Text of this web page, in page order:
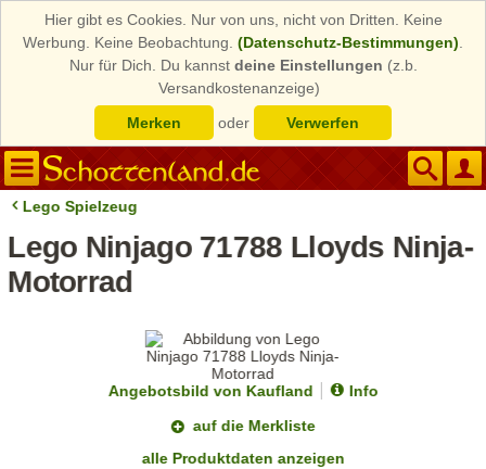
Hier gibt es Cookies. Nur von uns, nicht von Dritten. Keine
Werbung. Keine Beobachtung. (Datenschutz-Bestimmungen)
Nur für Dich. Du kannst deine Einstellungen (z.b.
Versandkostenanzeige)
Merken
oder Verwerfen
Lego Spielzeug
Lego Ninjago 71788 Lloyds Ninja-
Motorrad
Angebotsbild von Kaufland
Info
auf die Merkliste
alle Produktdaten anzeigen